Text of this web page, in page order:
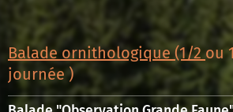
Balade ornithologique (1/2 ou
journée)